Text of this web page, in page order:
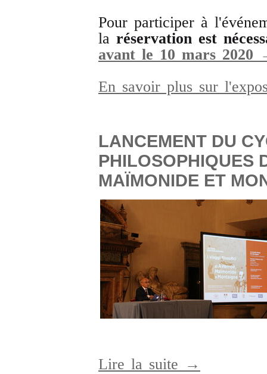
Pour participer à
la réservation est
avant le 10 mars 2020
En savoir plus sur
LANCEMENT DU
PHILOSOPHIQUES
MAÏMONIDE ET
Lire la suite →